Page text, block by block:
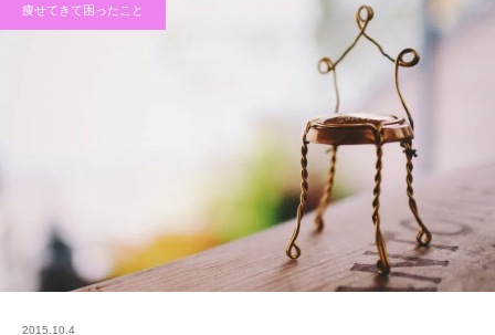
痩せてきて困ったこと
2015.10.4